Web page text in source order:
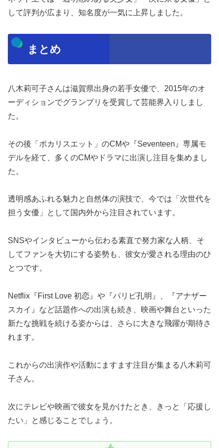
して評判が広まり、知名度が一気に上昇しました。
まとめ
八木莉可子さんは滋賀県出身の若手女優で、2015年のオ
ーディションでグランプリを受賞して芸能界入りしまし
た。
その後「ポカリスエット」のCMや『Seventeen』専属モ
デルを経て、多くのCMやドラマに出演し注目を集めまし
た。
透明感あふれる魅力と自然体の演技で、今では「次世代を
担う女優」として国内外から注目されています。
SNSやインタビューから伝わる素直で努力家な人柄、そ
してファンを大切にする姿勢も、彼女が愛される理由のひ
とつです。
Netflix『First Love 初恋』や『パリピ孔明』、『アナザー
スカイ』など話題作への出演も続き、映画や舞台といった
新たな挑戦を続ける姿からは、さらに大きな飛躍が期待さ
れます。
これからの出演作や活動にますます注目が集まる八木莉可
子さん。
次にテレビや映画で彼女を見かけたとき、きっと「応援し
たい」と感じることでしょう。